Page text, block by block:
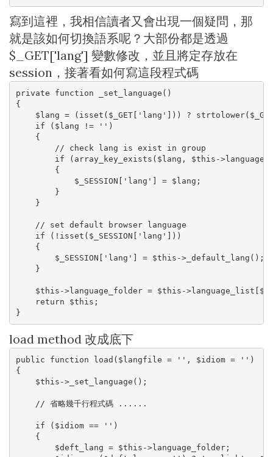
寫到這裡，我相信讀者又會出現一個疑問，那
就是該如何切換語系呢？大部份都是透過
$_GET['lang'] 變數修改，並且將定存放在
session，接著看如何寫這段程式碼
private function _set_language()
{
$lang = (isset($_GET['lang'])) ?
    if ($lang != '')
    {
        // check lang is exist in group
if (array_key_exists($lang, $this-
        {
            $_SESSION['lang'] = $lang;
        }
    }
    // set default browser language
    if (!isset($_SESSION['lang']))
    {
        $_SESSION['lang'] = $this->_default_lang();
    }
$this->language_folder = $this-
    return $this;
}
load method 改成底下
public function load($langfile = '', $idiom = '')
{
    $this->_set_language();
    // 省略幾千行程式碼 ......
    if ($idiom == '')
    {
        $deft_lang = $this->language_folder;